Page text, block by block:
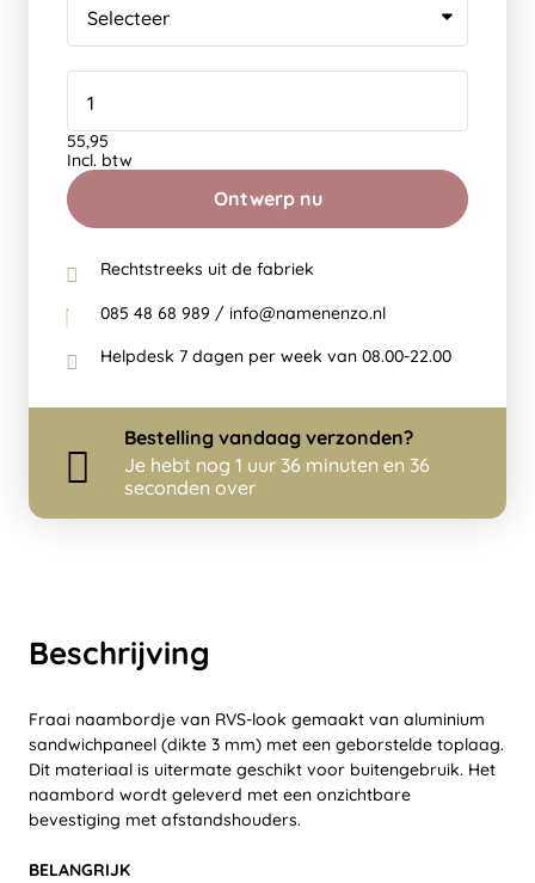
Beschrijving
Fraai naambordje van RVS-look gemaakt van aluminium
sandwichpaneel (dikte 3 mm) met een geborstelde toplaag.
Dit materiaal is uitermate geschikt voor buitengebruik. Het
naambord wordt geleverd met een onzichtbare
bevestiging met afstandshouders.
BELANGRIJK
Ontwerp nu
55,95
Incl. btw
Rechtstreeks uit de fabriek
085 48 68 989 / info@namenenzo.nl
Helpdesk 7 dagen per week van 08.00-22.00
Bestelling vandaag verzonden?
Je hebt nog 1 uur 36 minuten en 35
seconden over